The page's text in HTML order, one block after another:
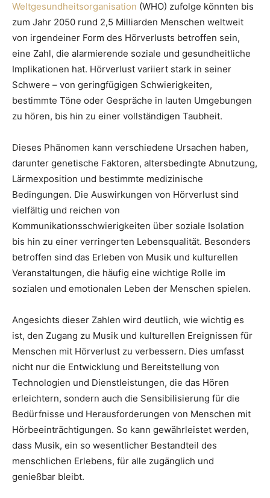
Weltgesundheitsorganisation (WHO) zufolge könnten bis
zum Jahr 2050 rund 2,5 Milliarden Menschen weltweit
von irgendeiner Form des Hörverlusts betroffen sein,
eine Zahl, die alarmierende soziale und gesundheitliche
Implikationen hat. Hörverlust variiert stark in seiner
Schwere – von geringfügigen Schwierigkeiten,
bestimmte Töne oder Gespräche in lauten Umgebungen
zu hören, bis hin zu einer vollständigen Taubheit.
Dieses Phänomen kann verschiedene Ursachen haben,
darunter genetische Faktoren, altersbedingte Abnutzung,
Lärmexposition und bestimmte medizinische
Bedingungen. Die Auswirkungen von Hörverlust sind
vielfältig und reichen von
Kommunikationsschwierigkeiten über soziale Isolation
bis hin zu einer verringerten Lebensqualität. Besonders
betroffen sind das Erleben von Musik und kulturellen
Veranstaltungen, die häufig eine wichtige Rolle im
sozialen und emotionalen Leben der Menschen spielen.
Angesichts dieser Zahlen wird deutlich, wie wichtig es
ist, den Zugang zu Musik und kulturellen Ereignissen für
Menschen mit Hörverlust zu verbessern. Dies umfasst
nicht nur die Entwicklung und Bereitstellung von
Technologien und Dienstleistungen, die das Hören
erleichtern, sondern auch die Sensibilisierung für die
Bedürfnisse und Herausforderungen von Menschen mit
Hörbeeinträchtigungen. So kann gewährleistet werden,
dass Musik, ein so wesentlicher Bestandteil des
menschlichen Erlebens, für alle zugänglich und
genießbar bleibt.